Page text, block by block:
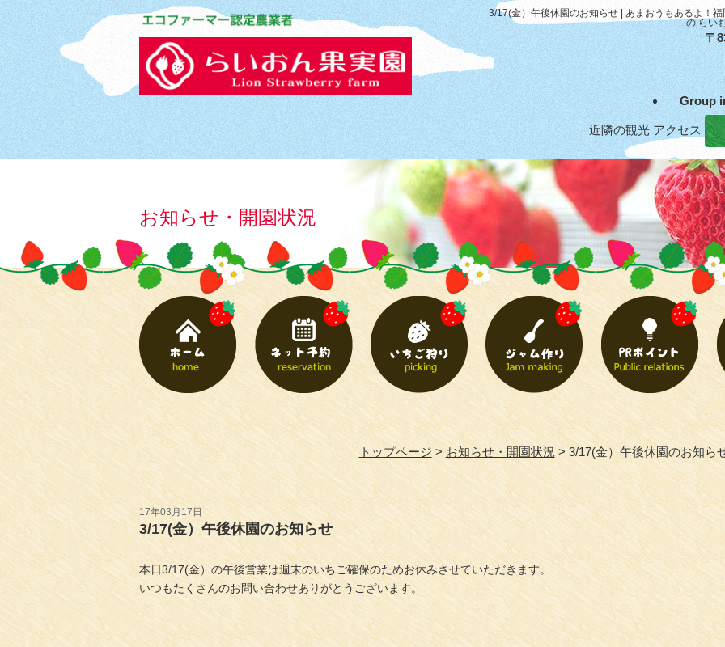
3/17(金）午後休園のお知らせ | あまおうもあるよ！
の らい
〒
Group
近隣の観光 アクセス
お知らせ・開園状況
トップページ お知らせ・開園状況 3/17(金）午後休園のお知ら
17年03月17日
3/17(金）午後休園のお知らせ
本日3/17(金）の午後営業は週末のいちご確保のためお休みさせていただきます。
いつもたくさんのお問い合わせありがとうございます。